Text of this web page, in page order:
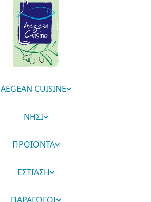
AEGEAN CUISINE
ΝΗΣΙ
ΠΡΟΪΟΝΤΑ
ΕΣΤΙΑΣΗ